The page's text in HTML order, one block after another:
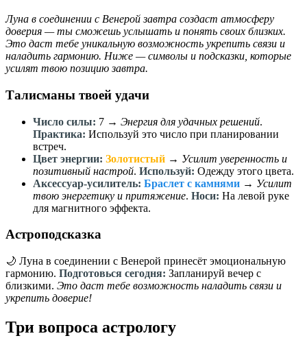
Луна в соединении с Венерой завтра создаст атмосферу
доверия — ты сможешь услышать и понять своих близких.
Это даст тебе уникальную возможность укрепить связи и
наладить гармонию. Ниже — символы и подсказки, которые
усилят твою позицию завтра.
Талисманы твоей удачи
Число силы: 7 → Энергия для удачных решений.
Практика: Используй это число при планировании
встреч.
Цвет энергии: Золотистый → Усилит уверенность и
позитивный настрой. Используй: Одежду этого цвета.
Аксессуар-усилитель: Браслет с камнями → Усилит
твою энергетику и притяжение. Носи: На левой руке
для магнитного эффекта.
Астроподсказка
🌙 Луна в соединении с Венерой принесёт эмоциональную
гармонию. Подготовься сегодня: Запланируй вечер с
близкими. Это даст тебе возможность наладить связи и
укрепить доверие!
Три вопроса астрологу